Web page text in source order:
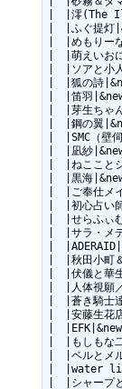
|　|澪(The
|　|ふぐ提
|　|めもり
|　|萌えい
|　|ソアと
|　|狐の詩
|　|笛羽
|　|芽生ち
|　|鋼の翼
|　|SMC（
|　|凪紗
|　|ねここ
|　|黒海
|　|ご奉仕
|　|初心占
|　|せらふ
|　|サラ・
|　
|　|秋田小
|　|伏儀と
|　|人体視
|　|蒼き騎
|　|安藤生
|　
|　|もしも
|　|ベルと
|　|water
|　|シャー